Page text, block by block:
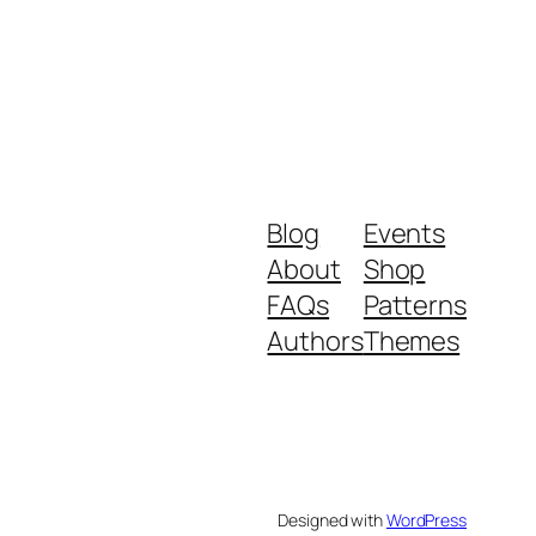
Blog
About
FAQs
Authors
Events
Shop
Patterns
Themes
Designed withWordPress